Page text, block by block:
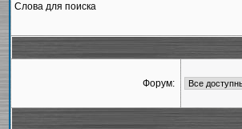
Слова для поиска
Форум: